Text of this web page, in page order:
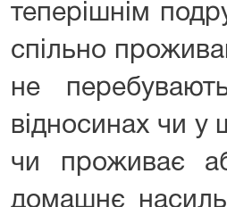
теперішнім
спільно
не
відносинах чи у
чи проживає
домашнє